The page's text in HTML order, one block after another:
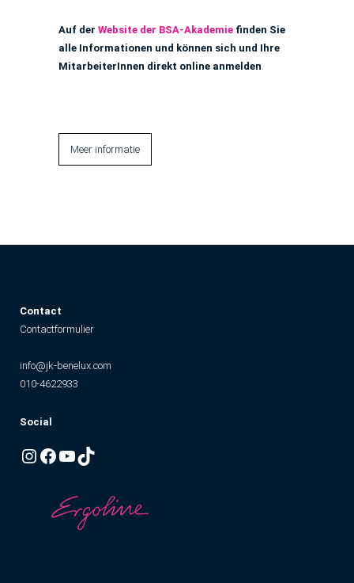
Auf der Website der BSA-Akademie finden Sie
alle Informationen und können sich und Ihre
MitarbeiterInnen direkt online anmelden
Meer informatie
Contact
Contactformulier
info@jk-benelux.com
010-4622933
Social
Instagram Facebook YouTube TikTok